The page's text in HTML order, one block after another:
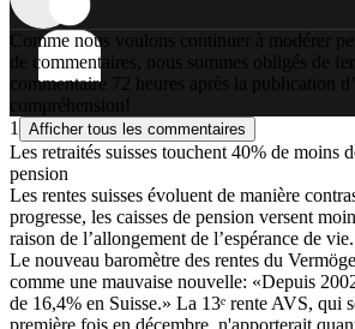
Comme nous voulons continuer à modérer
de commentaires, nous sommes obligés de
commentaire 72 heures après la publication
compréhension!
1
Afficher tous les commentaires
Les retraités suisses touchent 40% de moins
pension
Les rentes suisses évoluent de manière
progresse, les caisses de pension versent
raison de l’allongement de l’espérance de vie.
Le nouveau baromètre des rentes du
comme une mauvaise nouvelle: «Depuis
de 16,4% en Suisse.» La 13ᵉ rente AVS, qui